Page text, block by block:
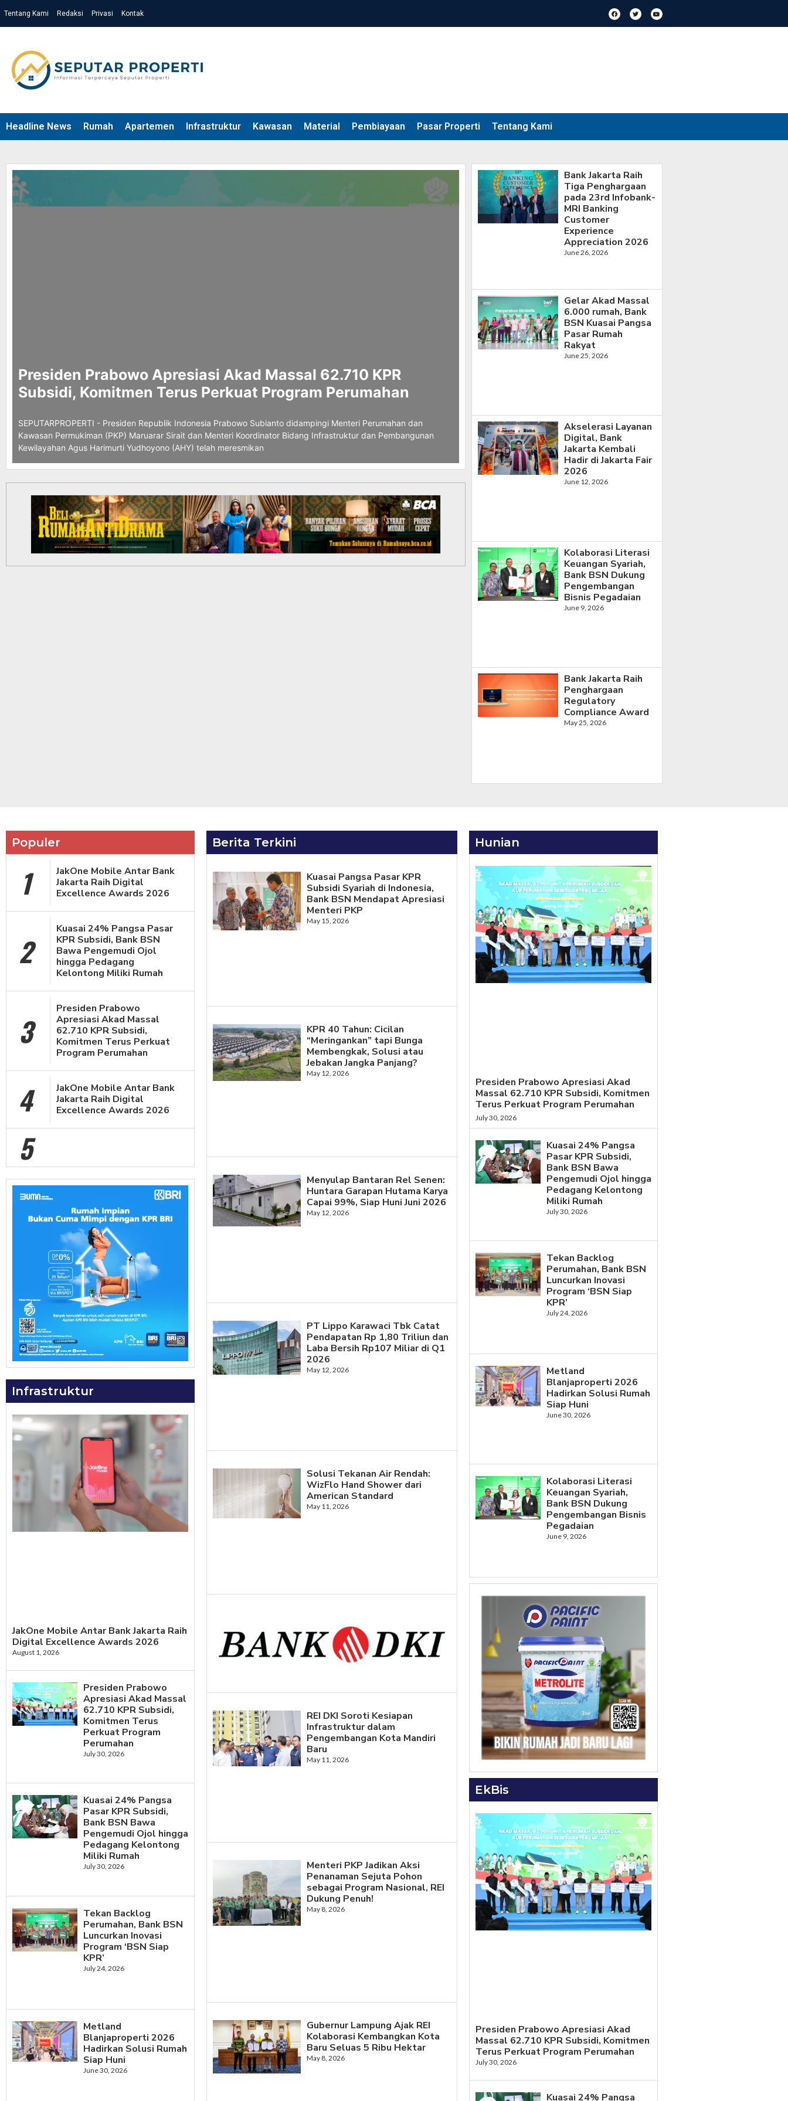
Tentang Kami Redaksi Privasi Kontak
Headline News Rumah Apartemen Infrastruktur Kawasan Material Pembiayaan Pasar Properti Tentang Kami
Presiden Prabowo Apresiasi Akad Massal 62.710 KPR
Subsidi, Komitmen Terus Perkuat Program Perumahan
SEPUTARPROPERTI - Presiden Republik Indonesia Prabowo Subianto didampingi Menteri Perumahan dan
Kawasan Permukiman (PKP) Maruarar Sirait dan Menteri Koordinator Bidang Infrastruktur dan Pembangunan
Kewilayahan Agus Harimurti Yudhoyono (AHY) telah meresmikan
Bank Jakarta Raih
Tiga Penghargaan
pada 23rd Infobank-
MRI Banking
Customer
Experience
Appreciation 2026
June 26, 2026
Gelar Akad Massal
6.000 rumah, Bank
BSN Kuasai Pangsa
Pasar Rumah
Rakyat
June 25, 2026
Akselerasi Layanan
Digital, Bank
Jakarta Kembali
Hadir di Jakarta Fair
2026
June 12, 2026
Kolaborasi Literasi
Keuangan Syariah,
Bank BSN Dukung
Pengembangan
Bisnis Pegadaian
June 9, 2026
Bank Jakarta Raih
Penghargaan
Regulatory
Compliance Award
May 25, 2026
Populer
1
JakOne Mobile Antar Bank
Jakarta Raih Digital
Excellence Awards 2026
2
Kuasai 24% Pangsa Pasar
KPR Subsidi, Bank BSN
Bawa Pengemudi Ojol
hingga Pedagang
Kelontong Miliki Rumah
3
Presiden Prabowo
Apresiasi Akad Massal
62.710 KPR Subsidi,
Komitmen Terus Perkuat
Program Perumahan
4
JakOne Mobile Antar Bank
Jakarta Raih Digital
Excellence Awards 2026
5
Infrastruktur
JakOne Mobile Antar Bank Jakarta Raih
Digital Excellence Awards 2026
August 1, 2026
Presiden Prabowo
Apresiasi Akad Massal
62.710 KPR Subsidi,
Komitmen Terus
Perkuat Program
Perumahan
July 30, 2026
Kuasai 24% Pangsa
Pasar KPR Subsidi,
Bank BSN Bawa
Pengemudi Ojol hingga
Pedagang Kelontong
Miliki Rumah
July 30, 2026
Tekan Backlog
Perumahan, Bank BSN
Luncurkan Inovasi
Program ‘BSN Siap
KPR’
July 24, 2026
Metland
Blanjaproperti 2026
Hadirkan Solusi Rumah
Siap Huni
June 30, 2026
Berita Terkini
Kuasai Pangsa Pasar KPR
Subsidi Syariah di Indonesia,
Bank BSN Mendapat Apresiasi
Menteri PKP
May 15, 2026
KPR 40 Tahun: Cicilan
“Meringankan” tapi Bunga
Membengkak, Solusi atau
Jebakan Jangka Panjang?
May 12, 2026
Menyulap Bantaran Rel Senen:
Huntara Garapan Hutama Karya
Capai 99%, Siap Huni Juni 2026
May 12, 2026
PT Lippo Karawaci Tbk Catat
Pendapatan Rp 1,80 Triliun dan
Laba Bersih Rp107 Miliar di Q1
2026
May 12, 2026
Solusi Tekanan Air Rendah:
WizFlo Hand Shower dari
American Standard
May 11, 2026
REI DKI Soroti Kesiapan
Infrastruktur dalam
Pengembangan Kota Mandiri
Baru
May 11, 2026
Menteri PKP Jadikan Aksi
Penanaman Sejuta Pohon
sebagai Program Nasional, REI
Dukung Penuh!
May 8, 2026
Gubernur Lampung Ajak REI
Kolaborasi Kembangkan Kota
Baru Seluas 5 Ribu Hektar
May 8, 2026
Hunian
Presiden Prabowo Apresiasi Akad
Massal 62.710 KPR Subsidi, Komitmen
Terus Perkuat Program Perumahan
July 30, 2026
Kuasai 24% Pangsa
Pasar KPR Subsidi,
Bank BSN Bawa
Pengemudi Ojol hingga
Pedagang Kelontong
Miliki Rumah
July 30, 2026
Tekan Backlog
Perumahan, Bank BSN
Luncurkan Inovasi
Program ‘BSN Siap
KPR’
July 24, 2026
Metland
Blanjaproperti 2026
Hadirkan Solusi Rumah
Siap Huni
June 30, 2026
Kolaborasi Literasi
Keuangan Syariah,
Bank BSN Dukung
Pengembangan Bisnis
Pegadaian
June 9, 2026
EkBis
Presiden Prabowo Apresiasi Akad
Massal 62.710 KPR Subsidi, Komitmen
Terus Perkuat Program Perumahan
July 30, 2026
Kuasai 24% Pangsa